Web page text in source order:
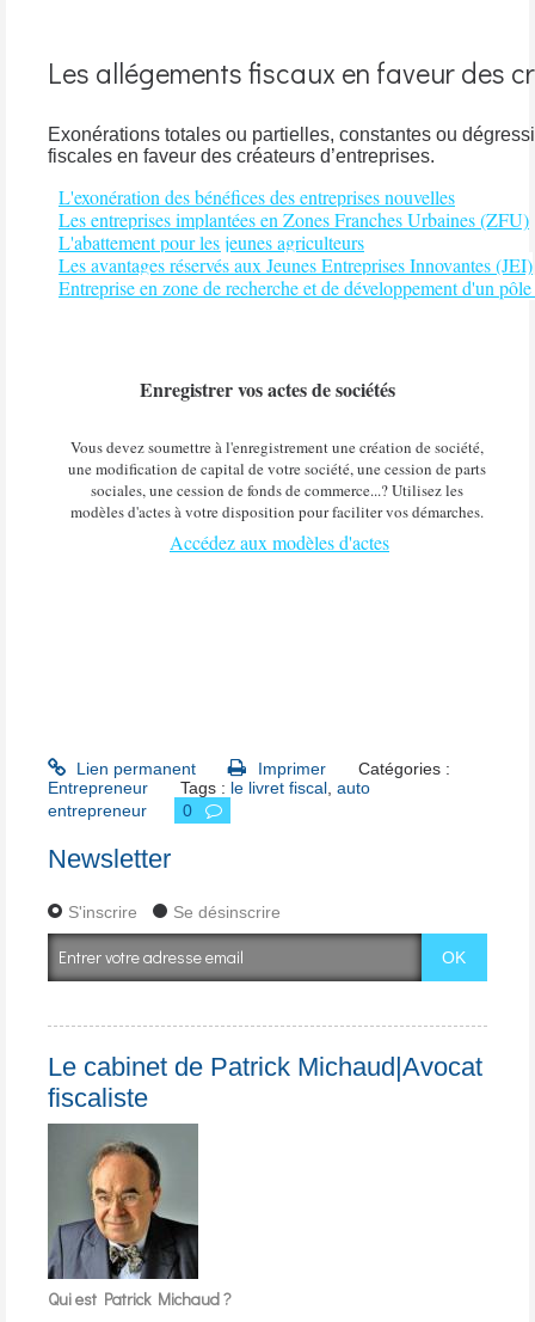
Les allégements fiscaux en faveur des
Exonérations totales ou partielles, constantes ou
fiscales en faveur des créateurs d’entreprises.
L'exonération des bénéfices des entreprises nouvelles
Les entreprises implantées en Zones Franches Urbaines (ZFU)
L'abattement pour les jeunes agriculteurs
Les avantages réservés aux Jeunes Entreprises Innovantes (JEI)
Entreprise en zone de recherche et de développement d'un
Enregistrer vos actes de sociétés
Vous devez soumettre à l'enregistrement une création de société,
une modification de capital de votre société, une cession de parts
sociales, une cession de fonds de commerce...? Utilisez les
modèles d'actes à votre disposition pour faciliter vos démarches.
Accédez aux modèles d'actes
Lien permanent Imprimer
Catégories :
Entrepreneur
Tags : le livret fiscal ,auto
entrepreneur
0
Newsletter
S'inscrire Se désinscrire
Le cabinet de Patrick Michaud|Avocat
fiscaliste
Qui est Patrick Michaud ?